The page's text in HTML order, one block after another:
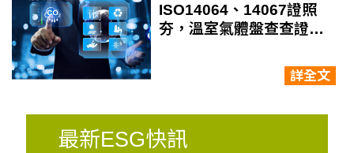
ISO14064、14067證照
夯，溫室氣體盤查查證員
詳全文
最新ESG快訊